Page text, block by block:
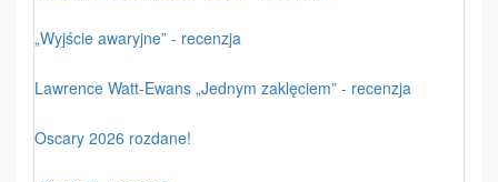
„Wyjście awaryjne” - recenzja
Lawrence Watt-Ewans „Jednym zaklęciem” - recenzja
Oscary 2026 rozdane!